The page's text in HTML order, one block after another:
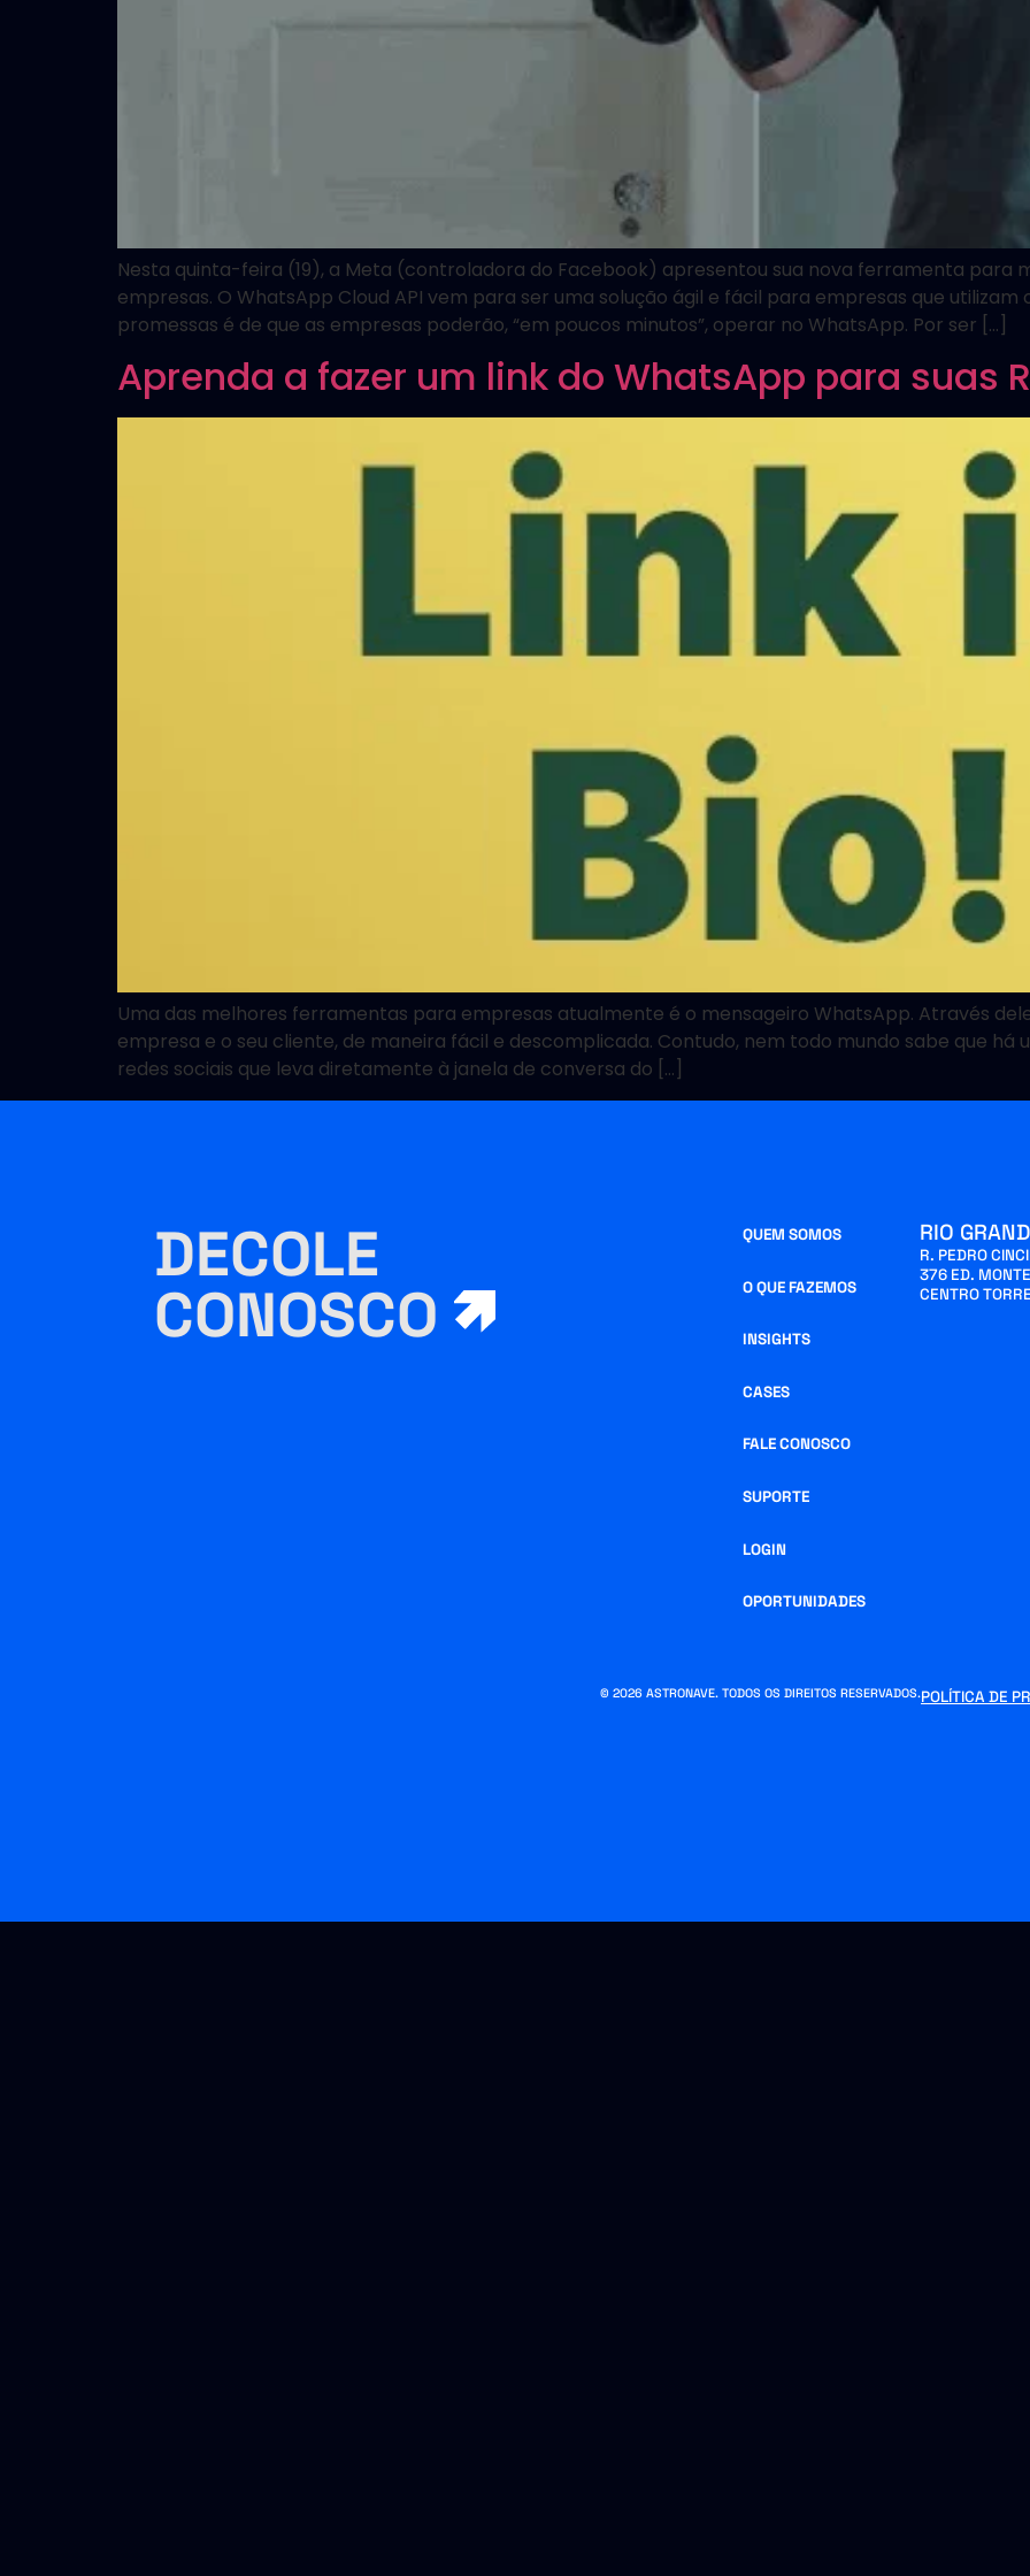
Nesta quinta-feira (19), a Meta (controladora do Facebook) apresentou sua nova ferramenta para
empresas. O WhatsApp Cloud API vem para ser uma solução ágil e fácil para empresas que
promessas é de que as empresas poderão, “em poucos minutos”, operar no WhatsApp. Por ser […]
Aprenda a fazer um link do WhatsApp para suas
Uma das melhores ferramentas para empresas atualmente é o mensageiro WhatsApp. Através
empresa e o seu cliente, de maneira fácil e descomplicada. Contudo, nem todo mundo sabe que há
redes sociais que leva diretamente à janela de conversa do […]
DECOLE
CONOSCO
QUEM SOMOS
O QUE FAZEMOS
INSIGHTS
CASES
FALE CONOSCO
SUPORTE
LOGIN
OPORTUNIDADES
RIO
R. PEDRO
376 ED.
CENTRO
© 2026 ASTRONAVE. TODOS OS DIREITOS RESERVADOS.POLÍTICA DE